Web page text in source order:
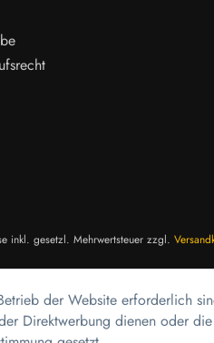
inkl. gesetzl. Mehrwertsteuer zzgl.
der Website erforderlich
Direktwerbung dienen oder